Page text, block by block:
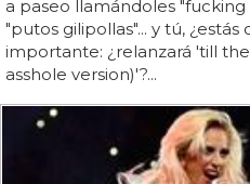
a paseo llamándoles "fucking
"putos gilipollas"... y tú,
importante: ¿relanzará 'till
asshole version)'?...